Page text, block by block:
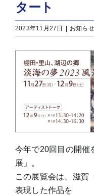
タート
2023年11月27日 お知らせ
今年で20回目の開催
展」。
この展覧会は、滋賀
表現した作品を